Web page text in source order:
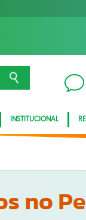
INSTITUCIONAL